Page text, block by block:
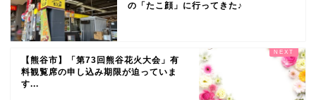
の「たこ顔」に行ってきた♪
【熊谷市】「第73回熊谷花火大会」有
料観覧席の申し込み期限が迫っていま
す...